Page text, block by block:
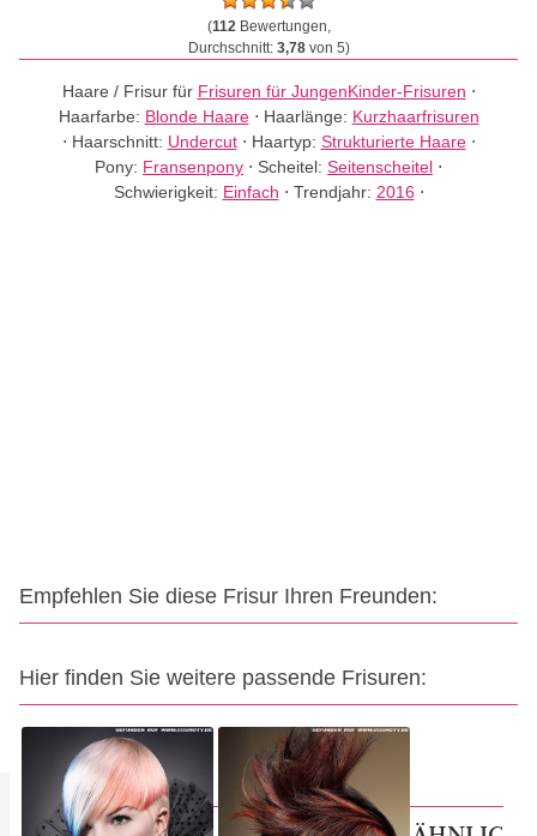
(112Bewertungen,
Durchschnitt: 3,78von 5)
Haare / Frisur für Frisuren für JungenKinder-Frisuren ⋅
Haarfarbe: Blonde Haare⋅ Haarlänge: Kurzhaarfrisuren
⋅ Haarschnitt: Undercut⋅ Haartyp: Strukturierte Haare⋅
Pony: Fransenpony ⋅ Scheitel: Seitenscheitel ⋅
Schwierigkeit: Einfach ⋅ Trendjahr: 2016 ⋅
Empfehlen Sie diese Frisur Ihren Freunden:
Hier finden Sie weitere passende Frisuren: